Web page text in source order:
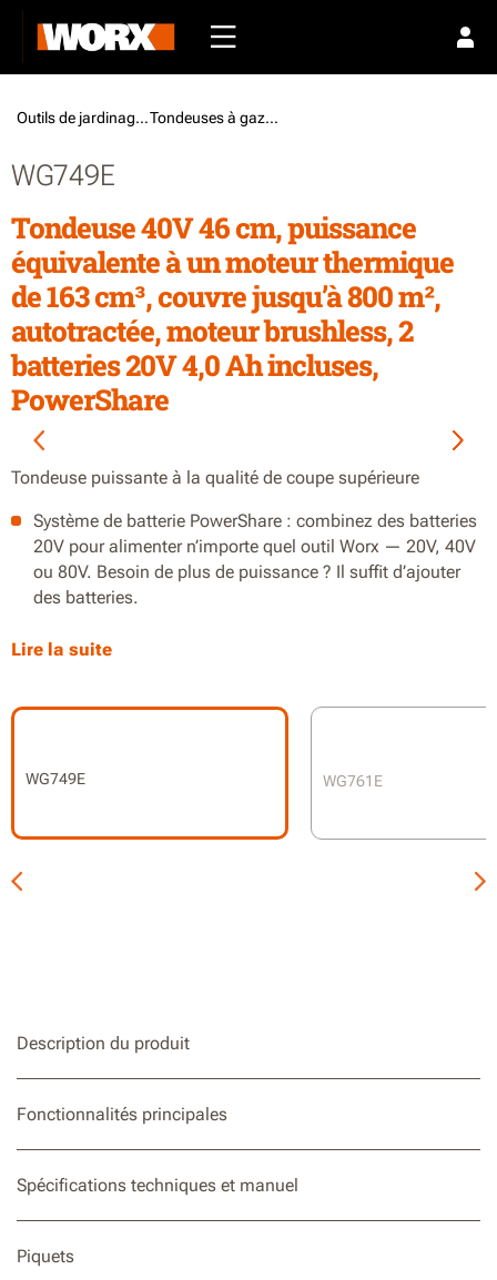
Outils de jardinage / Tondeuses à gazon
WG749E
Tondeuse 40V 46 cm, puissance
équivalente à un moteur thermique
de 163 cm³, couvre jusqu’à 800 m²,
autotractée, moteur brushless, 2
batteries 20V 4,0 Ah incluses,
PowerShare
Tondeuse puissante à la qualité de coupe supérieure
Système de batterie PowerShare : combinez des batteries
20V pour alimenter n’importe quel outil Worx — 20V, 40V
ou 80V. Besoin de plus de puissance ? Il suffit d’ajouter
des batteries.
163 cc de puissance équivalente
Moteur sans balais 2.0 pour une autonomie prolongée
de la batterie
Lire la suite
WG749E WG761E
Description du produit
Fonctionnalités principales
Spécifications techniques et manuel
Piquets